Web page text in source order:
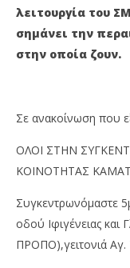
λειτουργία του
σημάνει την
στην οποία ζουν.
Σε ανακοίνωση που
ΟΛΟΙ ΣΤΗΝ
ΚΟΙΝΟΤΗΤΑΣ
Συγκεντρωνόμαστε
οδού Ιφιγένειας και
ΠΡΟΠΟ),γειτονιά Αγ.